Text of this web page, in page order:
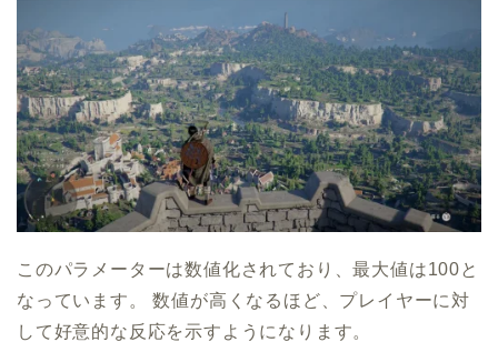
このパラメーターは数値化されており、最大値は100と
なっています。 数値が高くなるほど、プレイヤーに対
して好意的な反応を示すようになります。